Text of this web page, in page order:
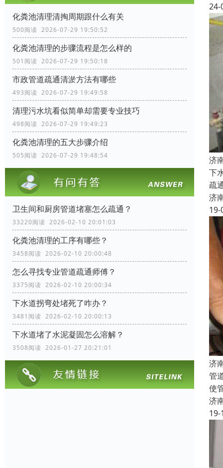
化粪池清理清掏周期跟什么有关
500阅读 2026-07-29 19:50:52
化粪池清理的步骤流程是怎么样的
501阅读 2026-07-29 19:50:18
市政管道疏通清淤方法有哪些
493阅读 2026-07-29 19:49:58
清理污水坑看似简单却需要专业技巧
498阅读 2026-07-29 19:49:23
化粪池清理的五大步骤介绍
505阅读 2026-07-29 19:48:54
卫生间和厨房管道堵塞怎么疏通？
33220阅读 2026-02-10 20:01:03
化粪池清理的工序有哪些？
3458阅读 2026-02-10 20:00:48
怎么寻找专业管道疏通师傅？
3375阅读 2026-02-10 20:00:34
下水道拐弯处堵死了咋办？
3481阅读 2026-02-10 20:00:13
下水道堵了水泥凝固怎么溶解？
3508阅读 2026-01-27 20:21:01
24-
济
下
疏
济
19-
济
管
使
济
19-